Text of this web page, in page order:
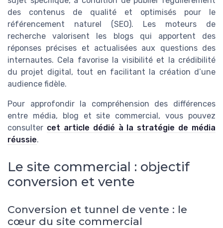
des contenus de qualité et optimisés pour le
référencement naturel (SEO). Les moteurs de
recherche valorisent les blogs qui apportent des
réponses précises et actualisées aux questions des
internautes. Cela favorise la visibilité et la crédibilité
du projet digital, tout en facilitant la création d’une
audience fidèle.
Pour approfondir la compréhension des différences
entre média, blog et site commercial, vous pouvez
consulter cet article dédié à la stratégie de média
réussie.
Le site commercial : objectif
conversion et vente
Conversion et tunnel de vente : le
cœur du site commercial